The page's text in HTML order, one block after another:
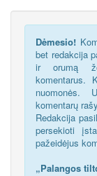
Dėmesio!
bet redakcija
ir orumą
komentarus.
nuomonės.
komentarų
Redakcija
persekioti
pažeidėjus
„Palangos